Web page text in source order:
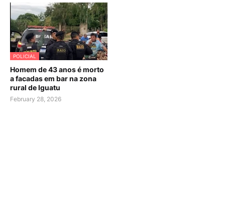
POLICIAL
Homem de 43 anos é morto
a facadas em bar na zona
rural de Iguatu
February 28, 2026